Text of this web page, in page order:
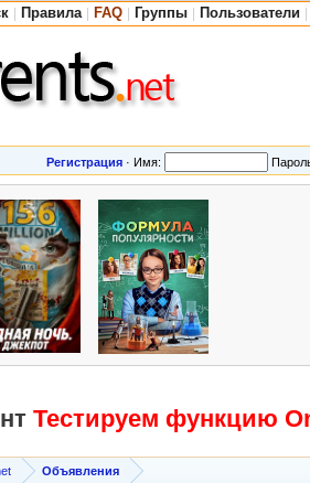
Правила FAQ Группы Пользователи
Регистрация · Имя:
Тестируем функцию
Объявления